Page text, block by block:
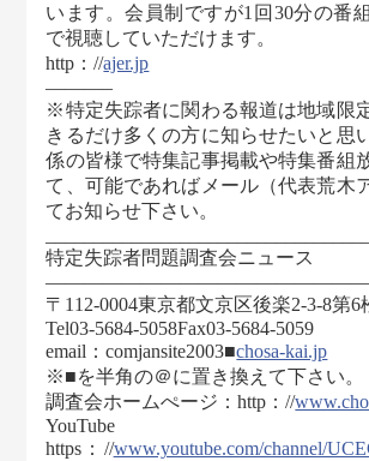
います。会員制ですが1回30分の番
で視聴していただけます。
http：//ajer.jp
———–
※特定失踪者に関わる報道は地域限
きるだけ多くの方に知らせたいと思
係の皆様で特集記事掲載や特集番組
て、可能であればメール（代表荒木
てお知らせ下さい。
特定失踪者問題調査会ニュース
〒112-0004東京都文京区後楽2-3-8第6
Tel03-5684-5058Fax03-5684-5059
email：comjansite2003■chosa-kai.jp
※■を半角の＠に置き換えて下さい。
調査会ホームぺージ：http：//
https：//www.youtube.com/channel/